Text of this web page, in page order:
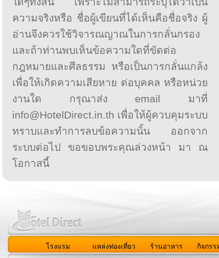
ความจริงหรือ ชื่อผู้เขียนที่ได้เห็นคือชื่อจริง ผู้
อ่านจึงควรใช้วิจารณญาณในการกลั่นกรอง
และถ้าท่านพบเห็นข้อความใดที่ขัดต่อ
กฎหมายและศีลธรรม หรือเป็นการกลั่นแกล้ง
เพื่อให้เกิดความเสียหาย ต่อบุคคล หรือหน่วย
งานใด กรุณาส่ง email มาที่
info@HotelDirect.in.th เพื่อให้ผู้ควบคุมระบบ
ทราบและทำการลบข้อความนั้น ออกจาก
ระบบต่อไป ขอขอบพระคุณล่วงหน้า มา ณ
โอกาสนี้
โรงแรม แหล่งท่องเที่ยว ร้านอาหาร กิจกรร